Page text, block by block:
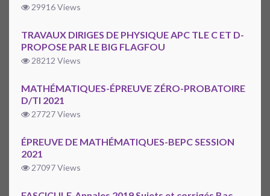
29916 Views
TRAVAUX DIRIGES DE PHYSIQUE APC TLE C ET D-
PROPOSE PAR LE BIG FLAGFOU
28212 Views
MATHÉMATIQUES-ÉPREUVE ZÉRO-PROBATOIRE
D/TI 2021
27727 Views
ÉPREUVE DE MATHÉMATIQUES-BEPC SESSION
2021
27097 Views